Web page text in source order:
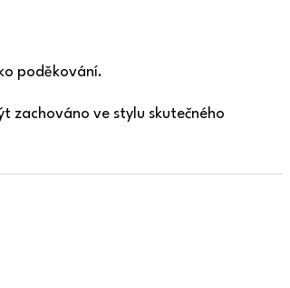
poděkování.
zachováno ve stylu skutečného